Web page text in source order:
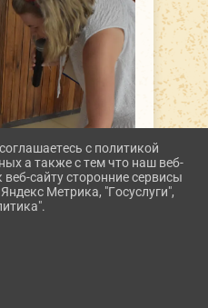
с политикой
а также с тем что наш веб-
сайту сторонние сервисы
Метрика, "Госуслуги",